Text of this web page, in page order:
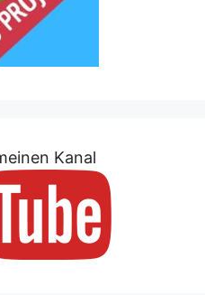
Kanal